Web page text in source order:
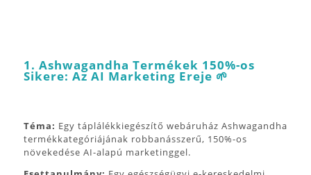
1. Ashwagandha Termékek 150%-os
Sikere: Az AI Marketing Ereje 🌱
Téma: Egy táplálékkiegészítő webáruház Ashwagandha
termékkategóriájának robbanásszerű, 150%-os
növekedése AI-alapú marketinggel.